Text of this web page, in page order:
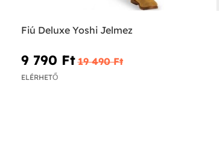
Fiú Deluxe Yoshi Jelmez
9 790 Ft‎ 19 490 Ft‎
ELÉRHETŐ